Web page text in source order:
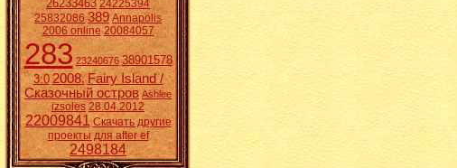
26233463 24225394
25832086 389 Annapolis
2006 online 20084057
283 23240676 38901578
3:0 2008. Fairy Island /
Сказочный остров Ashlee
izsoles 28.04.2012
22009841 Скачать другие
проекты для after ef
2498184